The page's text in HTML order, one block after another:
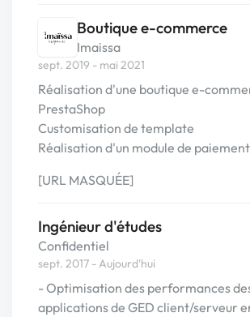
Boutique e-commerce
Imaissa
sept. 2019 - mai 2021
Réalisation d'une boutique e-
PrestaShop
Customisation de template
Réalisation d'un module de paiement
[URL MASQUÉE]
Ingénieur d'études
Confidentiel
sept. 2017 - Aujourd'hui
- Optimisation des performances
applications de GED client/serveur